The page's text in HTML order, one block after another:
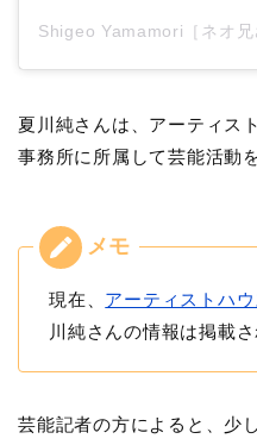
夏川純さんは、アーティス
事務所に所属して芸能活動
現在、 アーティストハ
川純さんの情報は掲載
芸能記者の方によると、少